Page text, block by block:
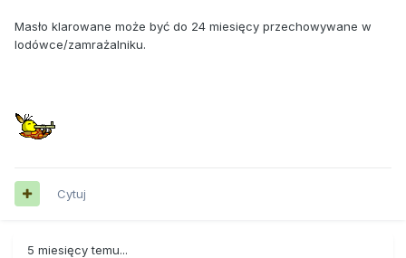
Masło klarowane może być do 24 miesięcy przechowywane w
lodówce/zamrażalniku.
Cytuj
5 miesięcy temu...